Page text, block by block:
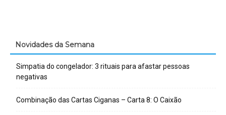
Novidades da Semana
Simpatia do congelador: 3 rituais para afastar pessoas
negativas
Combinação das Cartas Ciganas – Carta 8: O Caixão